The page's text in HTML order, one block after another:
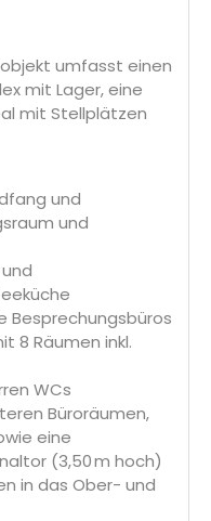
umfasst einen
mit Lager, eine
mit Stellplätzen
und
und
Besprechungsbüros
8 Räumen inkl.
WCs
Büroräumen,
eine
(3,50 m hoch)
in das Ober- und